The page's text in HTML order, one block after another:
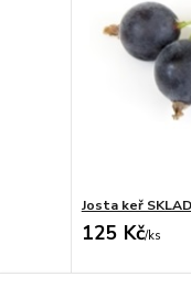
Josta keř
125 Kč/ks